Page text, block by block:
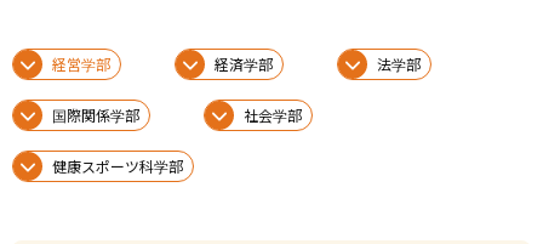
経営学部 経済学部 法学部
国際関係学部 社会学部
健康スポーツ科学部